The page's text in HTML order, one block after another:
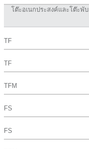
โต๊ะอเนกประสงค์และโต๊ะพับ
TF
TF
TFM
FS
FS